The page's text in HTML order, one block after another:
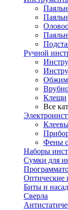
Ручной
Клещи
Все
Фены
Наборы
Сумки для
Оптические
Биты и
Сверла